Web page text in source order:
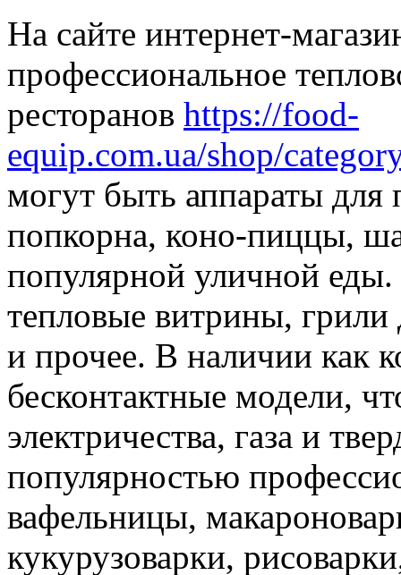
На сайте интернет-
профессиональное
ресторанов https://food-
equip.com.ua/shop/
могут быть аппараты для
попкорна, коно-пиццы,
популярной уличной еды.
тепловые витрины,
и прочее. В наличии как
бесконтактные модели,
электричества, газа и
популярностью
вафельницы,
кукурузоварки,